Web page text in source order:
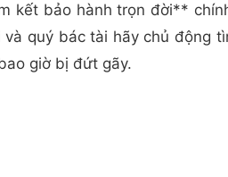
kết bảo hành trọn đời**
quý bác tài hãy chủ
giờ bị đứt gãy.